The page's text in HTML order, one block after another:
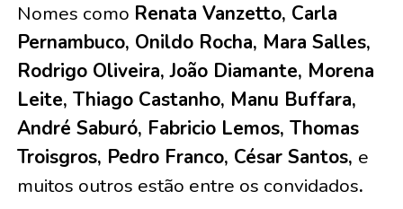
Nomes como Renata Vanzetto, Carla
Pernambuco, Onildo Rocha, Mara Salles,
Rodrigo Oliveira, João Diamante, Morena
Leite, Thiago Castanho, Manu Buffara,
André Saburó, Fabricio Lemos, Thomas
Troisgros, Pedro Franco, César Santos, e
muitos outros estão entre os convidados.